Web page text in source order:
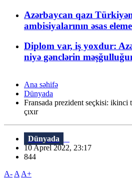
Azərbaycan qazı
ambisiyalarının əsas
Diplom var, iş yoxdur:
niyə gənclərin
Ana səhifə
Dünyada
Fransada prezident seçkisi: ikinci
çıxır
Dünyada
10 Aprel 2022, 23:17
844
A- A A+